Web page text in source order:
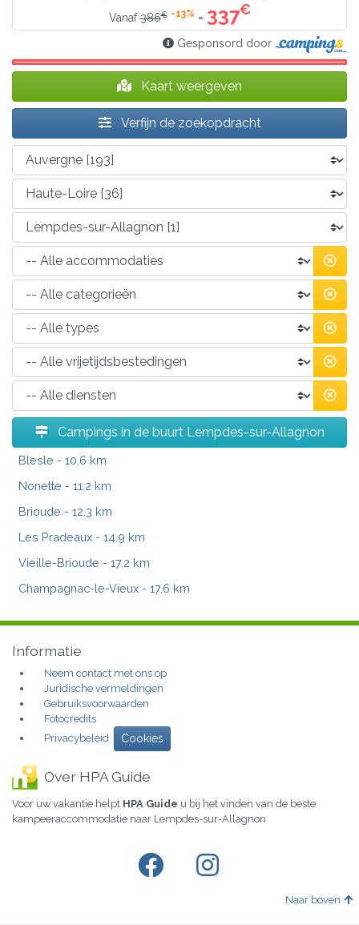
Vanaf386€ -13% = 337€
Gesponsord door
Kaart weergeven
Verfijn de zoekopdracht
Campings in de buurt Lempdes-sur-Allagnon
Blesle - 10.6 km
Nonette - 11.2 km
Brioude - 12.3 km
Les Pradeaux - 14.9 km
Vieille-Brioude - 17.2 km
Champagnac-le-Vieux - 17.6 km
Informatie
Neem contact met ons op
Juridische vermeldingen
Gebruiksvoorwaarden
Fotocredits
Privacybeleid
Cookies
Over HPA Guide
Voor uw vakantie helpt HPA Guide u bij het vinden van de beste
kampeeraccommodatie naar Lempdes-sur-Allagnon
Naar boven